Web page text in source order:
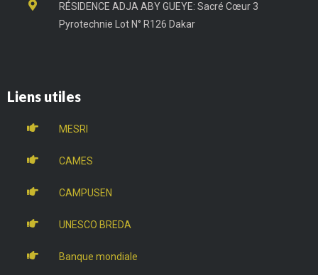
RÉSIDENCE ADJA ABY GUEYE: Sacré Cœur 3
Pyrotechnie Lot N° R126 Dakar
Liens utiles
MESRI
CAMES
CAMPUSEN
UNESCO BREDA
Banque mondiale